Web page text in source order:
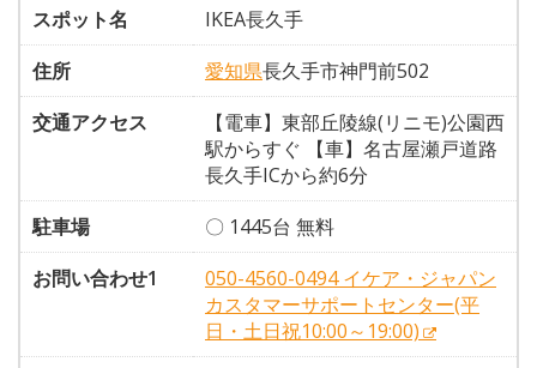
スポット名
IKEA長久手
住所
愛知県長久手市神門前502
交通アクセス
【電車】東部丘陵線(リニモ)公園西
駅からすぐ 【車】名古屋瀬戸道路
長久手ICから約6分
駐車場
〇 1445台 無料
お問い合わせ1
050-4560-0494 イケア・ジャパン
カスタマーサポートセンター(平
日・土日祝10:00～19:00)